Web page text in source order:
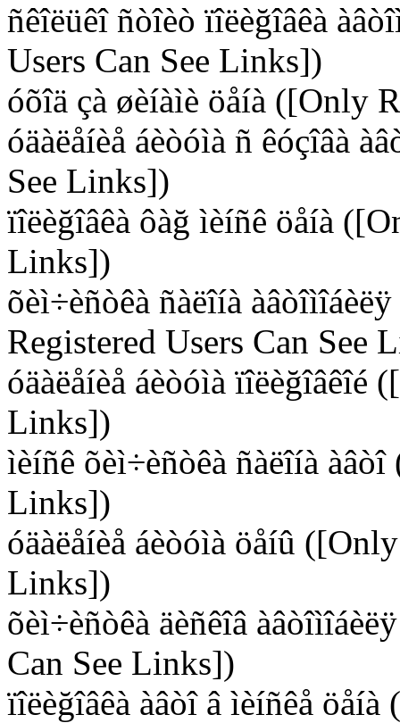
ñêîëüêî ñòîèò ïîëèğîâêà
Users Can See Links])
óõîä çà øèíàìè öåíà ([Only
óäàëåíèå áèòóìà ñ êóçîâà
See Links])
ïîëèğîâêà ôàğ ìèíñê öåíà
Links])
õèì÷èñòêà ñàëîíà
Registered Users Can See
óäàëåíèå áèòóìà ïîëèğîâêîé
Links])
ìèíñê õèì÷èñòêà ñàëîíà
Links])
óäàëåíèå áèòóìà öåíû
Links])
õèì÷èñòêà äèñêîâ
Can See Links])
ïîëèğîâêà àâòî â ìèíñêå öåíà